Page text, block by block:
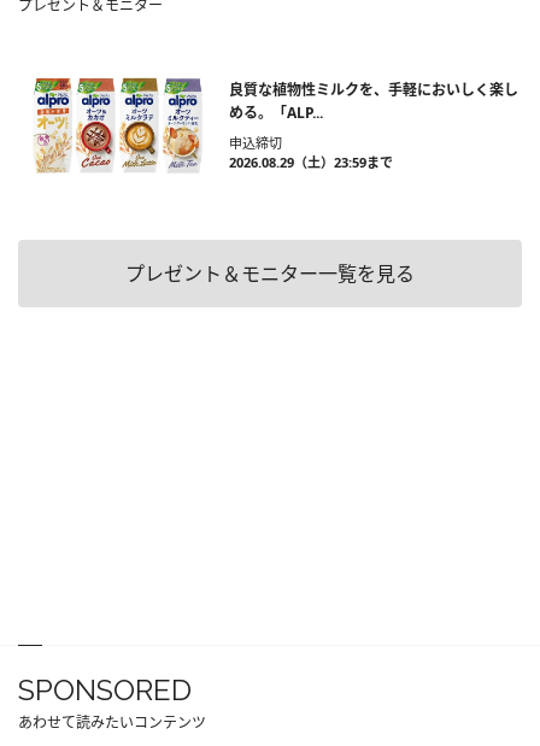
プレゼント＆モニター
良質な植物性ミルクを、手軽においしく楽し
める。「ALP...
申込締切
2026.08.29（土）23:59まで
プレゼント＆モニター一覧を見る
SPONSORED
あわせて読みたいコンテンツ